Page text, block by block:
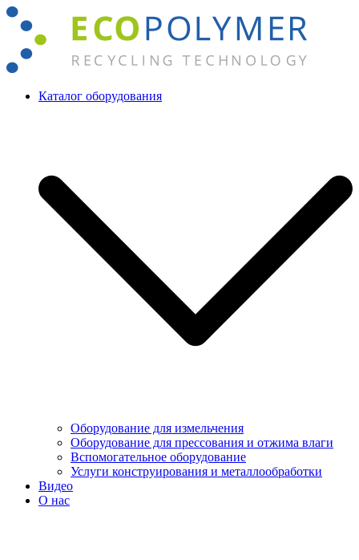
Перейти
содержимому
Каталог оборудования
Оборудование для измельчения
Оборудование для прессования и отжима влаги
Вспомогательное оборудование
Услуги конструирования и металлообработки
Видео
О нас